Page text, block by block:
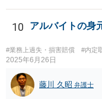
る のかも知れません。
10 アルバイトの身
#業務上過失・損害賠償 #内定
2025年6月26日
藤川 久昭 弁護士